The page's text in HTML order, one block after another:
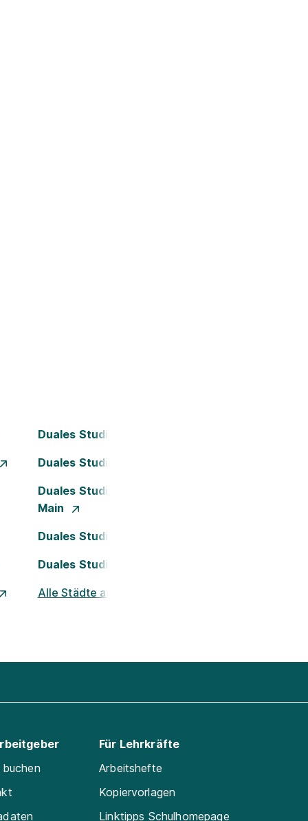
Duales Studium Bochum
Duales Studium Dortmund
Duales Studium Frankfurt am
Main
Duales Studium Köln
Duales Studium Nürnberg
Alle Städte ansehen
Für Lehrkräfte
Arbeitshefte
Kopiervorlagen
Linktipps Schulhomepage